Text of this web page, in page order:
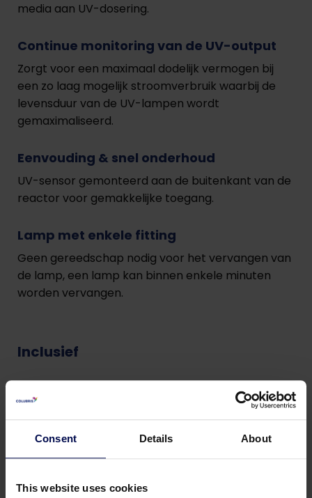
Consent Details About
This website uses cookies
media aan UV-dosering.
Continue monitoring van de UV-output
Zorgt voor een maximaal dodelijk vermogen bij
een zo laag mogelijk stroomverbruik waarbij de
levensduur van de UV-lampen wordt
gemaximaliseerd.
Eenvouding & snel onderhoud
UV-sensor gemonteerd aan de buitenkant van de
reactor voor gemakkelijke toegang.
Lamp met enkele fitting
Geen gereedschap nodig voor het vervangen van
de lamp, een lamp kan binnen enkele minuten
worden vervangen.
Inclusief
ontsmettingsmiddel
Doseersysteem voor ontsmettingsmiddel met
een instelbare doseerpomp voor 12.5%
potentiaalmeting.